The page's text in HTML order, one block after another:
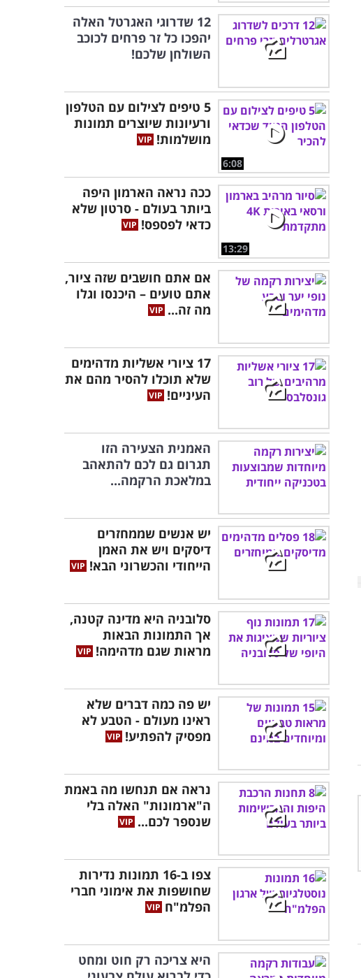
12 שדרוגי האגרטל האלה
יהפכו כל זר פרחים לכוכב
השולחן שלכם!
6:08
5 טיפים לצילום עם הטלפון
ורעיונות שיוצרים תמונות
מושלמות!
13:29
ככה נראה הארמון היפה
ביותר בעולם - סרטון שלא
כדאי לפספס!
אם אתם חושבים שזה ציור,
אתם טועים – היכנסו וגלו
מה זה...
17 ציורי אשליות מדהימים
שלא תוכלו להסיר מהם את
העיניים!
האמנית הצעירה הזו
תגרום גם לכם להתאהב
במלאכת הרקמה...
יש אנשים שממחזרים
דיסקים ויש את האמן
הייחודי והכשרוני הבא!
סלובניה היא מדינה קטנה,
אך התמונות הבאות
מראות שגם מדהימה!
יש פה כמה דברים שלא
ראינו מעולם - הטבע לא
מפסיק להפתיע!
נראה אם תנחשו מה באמת
ה"ארמונות" האלה בלי
שנספר לכם...
צפו ב-16 תמונות נדירות
שחושפות את אימוני חברי
הפלמ"ח
היא צריכה רק חוט ומחט